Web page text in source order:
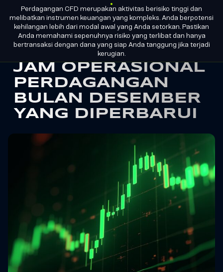
LISENSI GRUP
ID
MENJADI
PARTNER
Perdagangan CFD merupakan aktivitas berisiko tinggi dan
melibatkan instrumen keuangan yang kompleks. Anda berpotensi
kehilangan lebih dari modal awal yang Anda setorkan. Pastikan
Anda memahami sepenuhnya risiko yang terlibat dan hanya
bertransaksi dengan dana yang siap Anda tanggung jika terjadi
kerugian.
M4Markets
-
CFD
Trading
Regulated
Broker
JAM OPERASIONAL
PERDAGANGAN
BULAN DESEMBER
YANG DIPERBARUI